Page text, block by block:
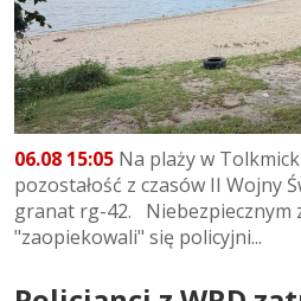
06.08 15:05 Na plaży w
pozostałość z czasów II Wojny
granat rg-42. Niebezpiecznym
"zaopiekowali" się policyjni...